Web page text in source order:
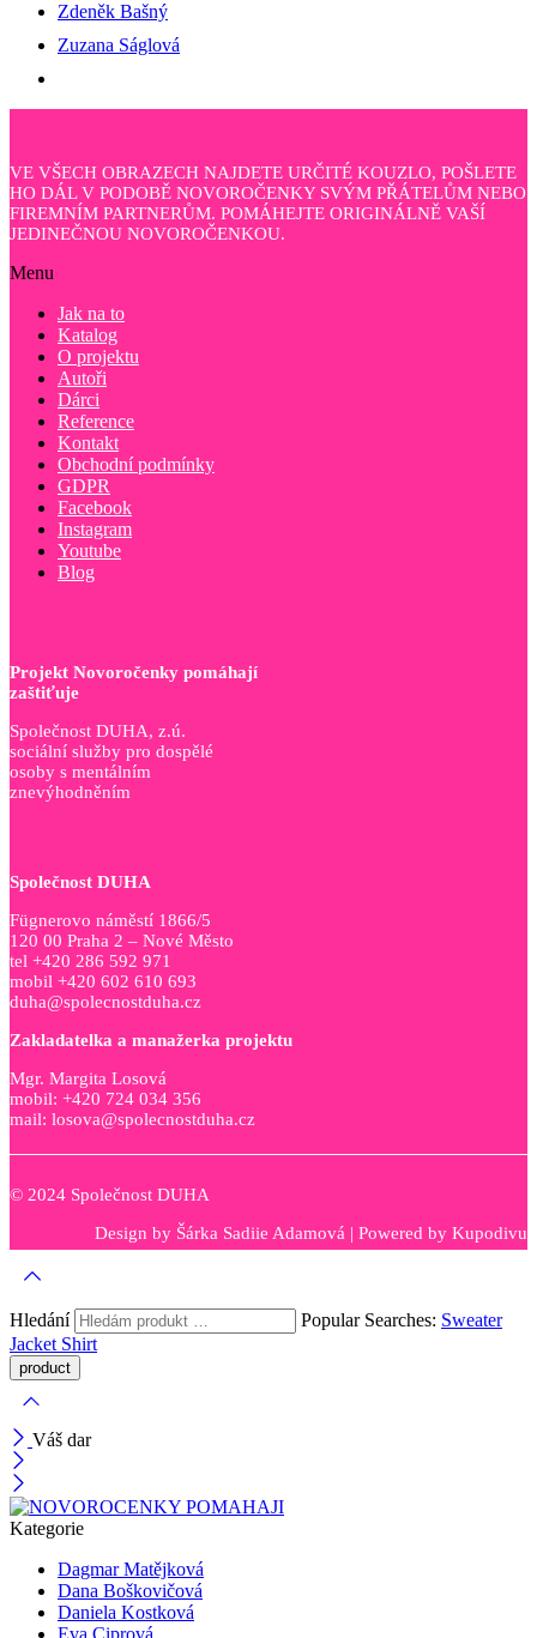
Zdeněk Bašný
Zuzana Ságlová
VE VŠECH OBRAZECH NAJDETE URČITÉ KOUZLO, POŠLETE
HO DÁL V PODOBĚ NOVOROČENKY SVÝM PŘÁTELŮM NEBO
FIREMNÍM PARTNERŮM. POMÁHEJTE ORIGINÁLNĚ VAŠÍ
JEDINEČNOU NOVOROČENKOU.
Menu
Jak na to
Katalog
O projektu
Autoři
Dárci
Reference
Kontakt
Obchodní podmínky
GDPR
Facebook
Instagram
Youtube
Blog
Projekt Novoročenky pomáhají
zaštiťuje
Společnost DUHA, z.ú.
sociální služby pro dospělé
osoby s mentálním
znevýhodněním
Společnost DUHA
Fügnerovo náměstí 1866/5
120 00 Praha 2 – Nové Město
tel +420 286 592 971
mobil +420 602 610 693
duha@spolecnostduha.cz
Zakladatelka a manažerka projektu
Mgr. Margita Losová
mobil: +420 724 034 356
mail: losova@spolecnostduha.cz
© 2024 Společnost DUHA
Design by Šárka Sadiie Adamová | Powered by Kupodivu
Hledání Popular Searches: Sweater
Jacket Shirt
Váš dar
Kategorie
Dagmar Matějková
Dana Boškovičová
Daniela Kostková
Eva Ciprová